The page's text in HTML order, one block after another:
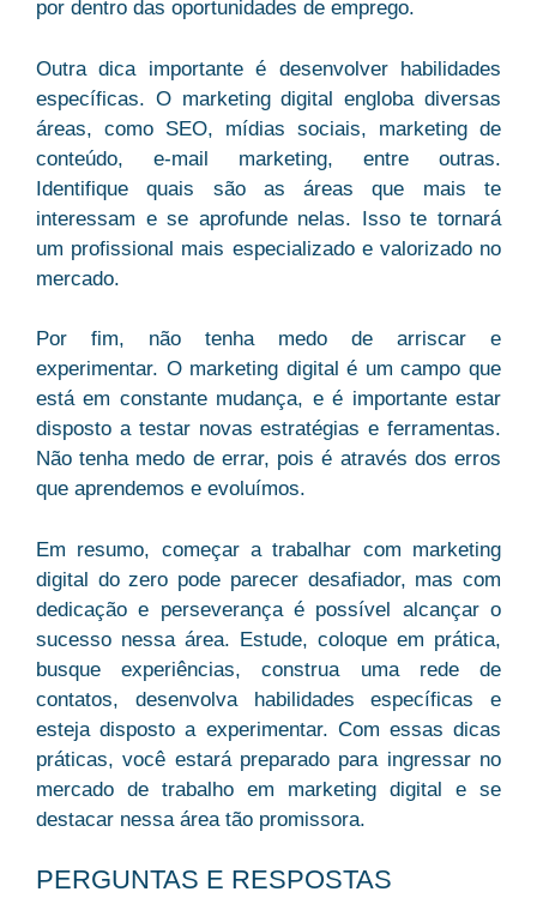
por dentro das oportunidades de emprego.
Outra dica importante é desenvolver habilidades
específicas. O marketing digital engloba diversas
áreas, como SEO, mídias sociais, marketing de
conteúdo, e-mail marketing, entre outras.
Identifique quais são as áreas que mais te
interessam e se aprofunde nelas. Isso te tornará
um profissional mais especializado e valorizado no
mercado.
Por fim, não tenha medo de arriscar e
experimentar. O marketing digital é um campo que
está em constante mudança, e é importante estar
disposto a testar novas estratégias e ferramentas.
Não tenha medo de errar, pois é através dos erros
que aprendemos e evoluímos.
Em resumo, começar a trabalhar com marketing
digital do zero pode parecer desafiador, mas com
dedicação e perseverança é possível alcançar o
sucesso nessa área. Estude, coloque em prática,
busque experiências, construa uma rede de
contatos, desenvolva habilidades específicas e
esteja disposto a experimentar. Com essas dicas
práticas, você estará preparado para ingressar no
mercado de trabalho em marketing digital e se
destacar nessa área tão promissora.
PERGUNTAS E RESPOSTAS